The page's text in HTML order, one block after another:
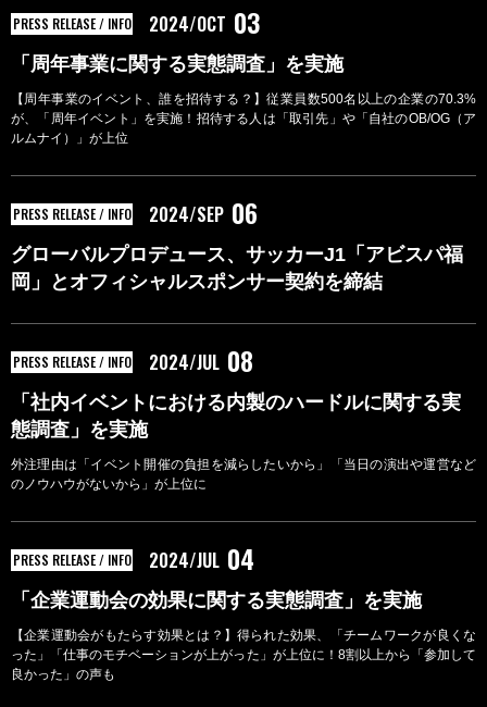
「周年事業に関する実態調査」を実施
【周年事業のイベント、誰を招待する？】従業員数500名以上の企業の70.3%
が、「周年イベント」を実施！招待する人は「取引先」や「自社のOB/OG（ア
ルムナイ）」が上位
PRESS RELEASE / INFO 2024/OCT 03
グローバルプロデュース、サッカーJ1「アビスパ福
岡」とオフィシャルスポンサー契約を締結
PRESS RELEASE / INFO 2024/SEP 06
「社内イベントにおける内製のハードルに関する実
態調査」を実施
外注理由は「イベント開催の負担を減らしたいから」「当日の演出や運営など
のノウハウがないから」が上位に
PRESS RELEASE / INFO 2024/JUL 08
「企業運動会の効果に関する実態調査」を実施
【企業運動会がもたらす効果とは？】得られた効果、「チームワークが良くな
った」「仕事のモチベーションが上がった」が上位に！8割以上から「参加して
良かった」の声も
PRESS RELEASE / INFO 2024/JUL 04